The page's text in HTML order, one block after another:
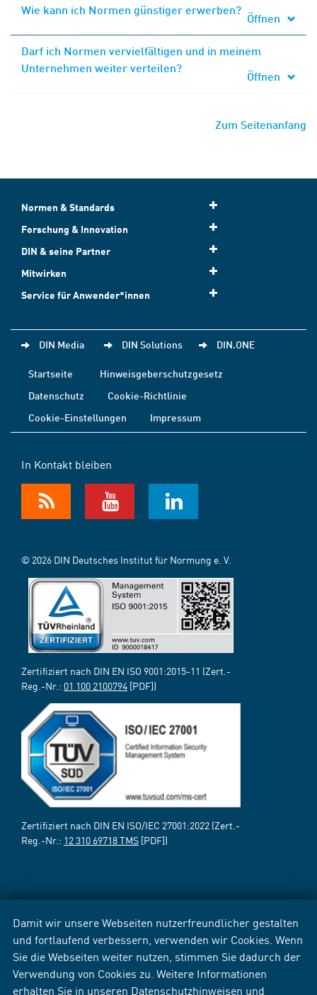
Damit wir unsere Webseiten nutzerfreundlicher gestalten
und fortlaufend verbessern, verwenden wir Cookies. Wenn
Sie die Webseiten weiter nutzen, stimmen Sie dadurch der
Verwendung von Cookies zu. Weitere Informationen
erhalten Sie in unseren Datenschutzhinweisen und
Wie kann ich Normen günstiger erwerben?
Öffnen
Darf ich Normen vervielfältigen und in meinem
Unternehmen weiter verteilen?
Öffnen
Zum Seitenanfang
Normen & Standards
Forschung & Innovation
DIN & seine Partner
Mitwirken
Service für Anwender*innen
DIN Media DIN Solutions DIN.ONE
Startseite
Hinweisgeberschutzgesetz
Datenschutz
Cookie-Richtlinie
Cookie-Einstellungen
Impressum
In Kontakt bleiben
© 2026 DIN Deutsches Institut für Normung e. V.
Zertifiziert nach DIN EN ISO 9001:2015-11 (Zert.-
Reg.-Nr.: 01 100 2100794 [PDF])
Zertifiziert nach DIN EN ISO/IEC 27001:2022 (Zert.-
Reg.-Nr.: 12 310 69718 TMS [PDF])